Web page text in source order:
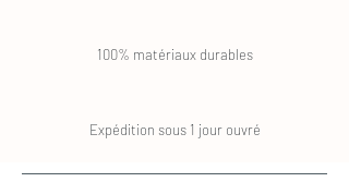
100% matériaux durables
Expédition sous 1 jour ouvré